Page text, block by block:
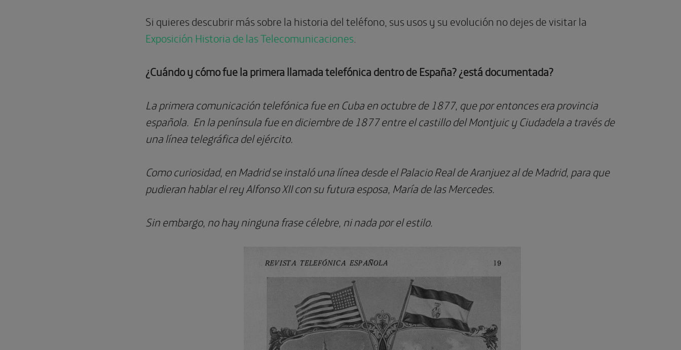
Si quieres descubrir más sobre la historia del teléfono, sus usos y su evolución no dejes de visitar la
Exposición Historia de las Telecomunicaciones
¿Cuándo y cómo fue la primera llamada telefónica dentro de España? ¿está documentada?
La primera comunicación telefónica fue en Cuba en octubre de 1877, que por entonces era provincia
española. En la península fue en diciembre de 1877 entre el castillo del Montjuic y Ciudadela a través de
una línea telegráfica del ejército.
Como curiosidad, en Madrid se instaló una línea desde el Palacio Real de Aranjuez al de Madrid, para que
pudieran hablar el rey Alfonso XII con su futura esposa, María de las Mercedes.
Sin embargo, no hay ninguna frase célebre, ni nada por el estilo.